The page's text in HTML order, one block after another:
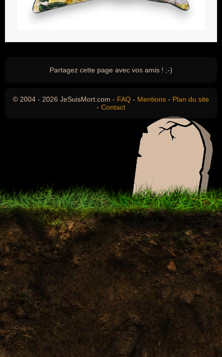
Partagez cette page avec vos amis ! ;-)
© 2004 - 2026 JeSuisMort.com - FAQ - Mentions - Plan du site
- Contact